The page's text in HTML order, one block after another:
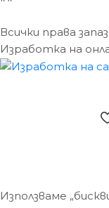
Всички права
Изработка на
Използваме